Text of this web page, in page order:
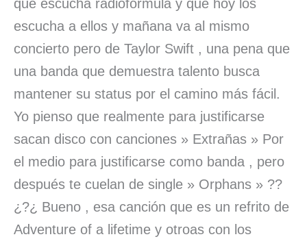
que escucha radiofórmula y que hoy los
escucha a ellos y mañana va al mismo
concierto pero de Taylor Swift , una pena que
una banda que demuestra talento busca
mantener su status por el camino más fácil.
Yo pienso que realmente para justificarse
sacan disco con canciones » Extrañas » Por
el medio para justificarse como banda , pero
después te cuelan de single » Orphans » ??
¿?¿ Bueno , esa canción que es un refrito de
Adventure of a lifetime y otroas con los